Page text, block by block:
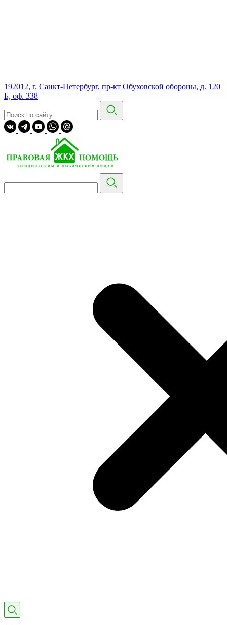
192012, г. Санкт-Петербург, пр-кт Обуховской обороны, д. 120
Б, оф. 338